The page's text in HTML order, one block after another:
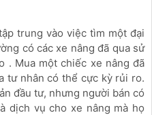
trung vào việc tìm một đại
có các xe nâng đã qua sử
. Mua một chiếc xe nâng đã
tư nhân có thể cực kỳ rủi ro.
đầu tư, nhưng người bán có
dịch vụ cho xe nâng mà họ